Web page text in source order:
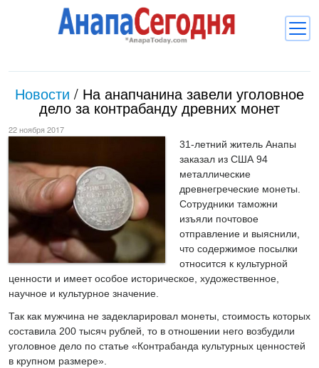
Новости
Блоги
Балачка
Об Анапе
Библиотека
Регистрация
и Вход
Новости / На анапчанина завели уголовное
дело за контрабанду древних монет
22 ноября 2017
31-летний житель Анапы
заказал из США 94
металлические
древнегреческие монеты.
Сотрудники таможни
изъяли почтовое
отправление и выяснили,
что содержимое посылки
относится к культурной
ценности и имеет особое историческое, художественное,
научное и культурное значение.
Так как мужчина не задекларировал монеты, стоимость которых
составила 200 тысяч рублей, то в отношении него возбудили
уголовное дело по статье «Контрабанда культурных ценностей
в крупном размере».